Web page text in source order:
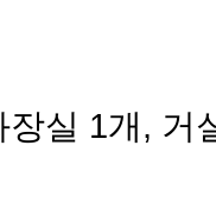
실 1개, 거